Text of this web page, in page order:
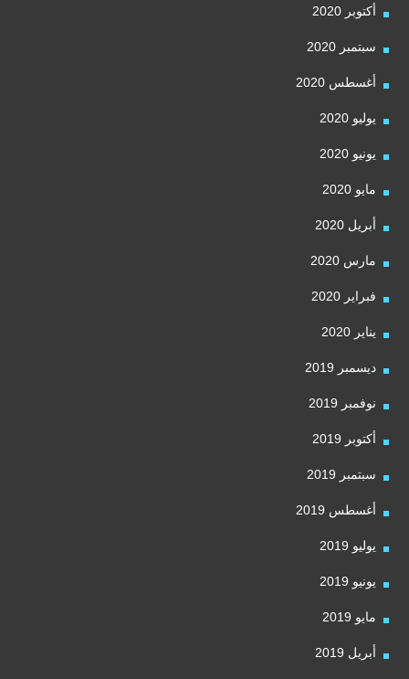
أكتوبر 2020
سبتمبر 2020
أغسطس 2020
يوليو 2020
يونيو 2020
مايو 2020
أبريل 2020
مارس 2020
فبراير 2020
يناير 2020
ديسمبر 2019
نوفمبر 2019
أكتوبر 2019
سبتمبر 2019
أغسطس 2019
يوليو 2019
يونيو 2019
مايو 2019
أبريل 2019